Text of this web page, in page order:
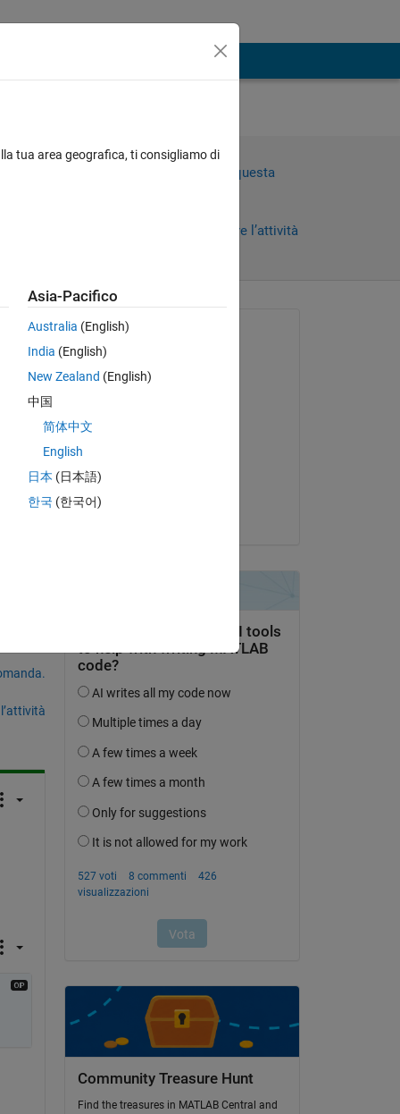
Accedi per rispondere a questa
Accedi per seguire l’attività
Richiesto:
il 26 Mag 2021
Community Treasure Hunt
Find the treasures in MATLAB Central and
tua area geografica, ti consigliamo di
Asia-Pacifico
Australia (English)
India (English)
New Zealand (English)
中国
简体中文
English
日本 (日本語)
한국 (한국어)